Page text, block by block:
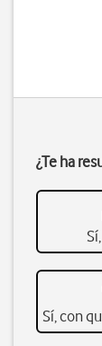
¿Te ha
Sí, con